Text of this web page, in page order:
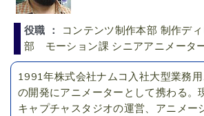
役職 ：
コンテンツ制作本部 制作デ
部 モーション課 シニアアニメータ
1991年株式会社ナムコ入社大型業務
の開発にアニメーターとして携わる。
キャプチャスタジオの運営、アニメー